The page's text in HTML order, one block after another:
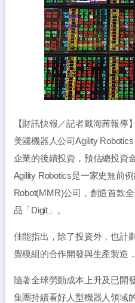
【財訊快報／記者戴海茜報導
美國機器人公司Agility
企業的後續投資，預估總投資
Agility Robotics是一家史無前
Robot(MMR)公司，創造首款
品「Digit」。
佳能指出，除了投資外，也計
覺模組的合作開發與生產製造
隨著全球勞動成本上升及已開
集團持續看好人型機器人領域